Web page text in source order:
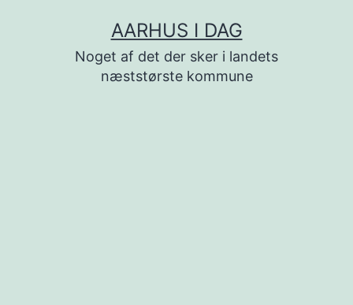
AARHUS I DAG
Noget af det der sker i landets
næststørste kommune